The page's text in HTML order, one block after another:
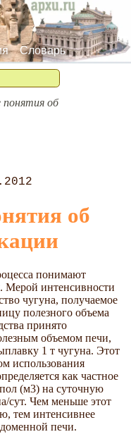
Словарь
об
понимают
Мерой интенсивности
чугуна, получаемое
полезного объема
принято
объемом печи,
1 т чугуна. Этот
использования
как частное
(м3) на суточную
сут. Чем меньше этот
тем интенсивнее
печи.